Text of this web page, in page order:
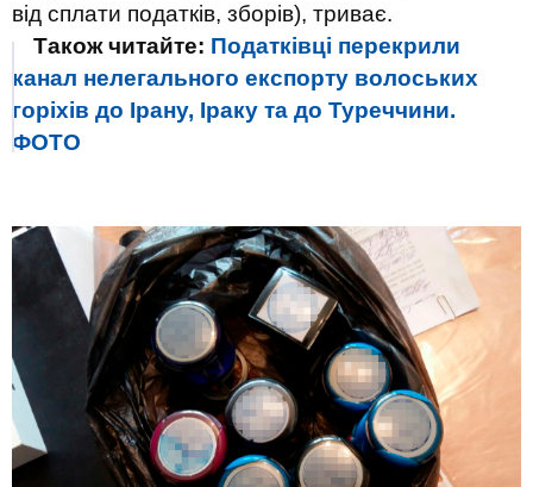
від сплати податків, зборів), триває.
Також читайте: Податківці перекрили
канал нелегального експорту волоських
горіхів до Ірану, Іраку та до Туреччини.
ФОТО